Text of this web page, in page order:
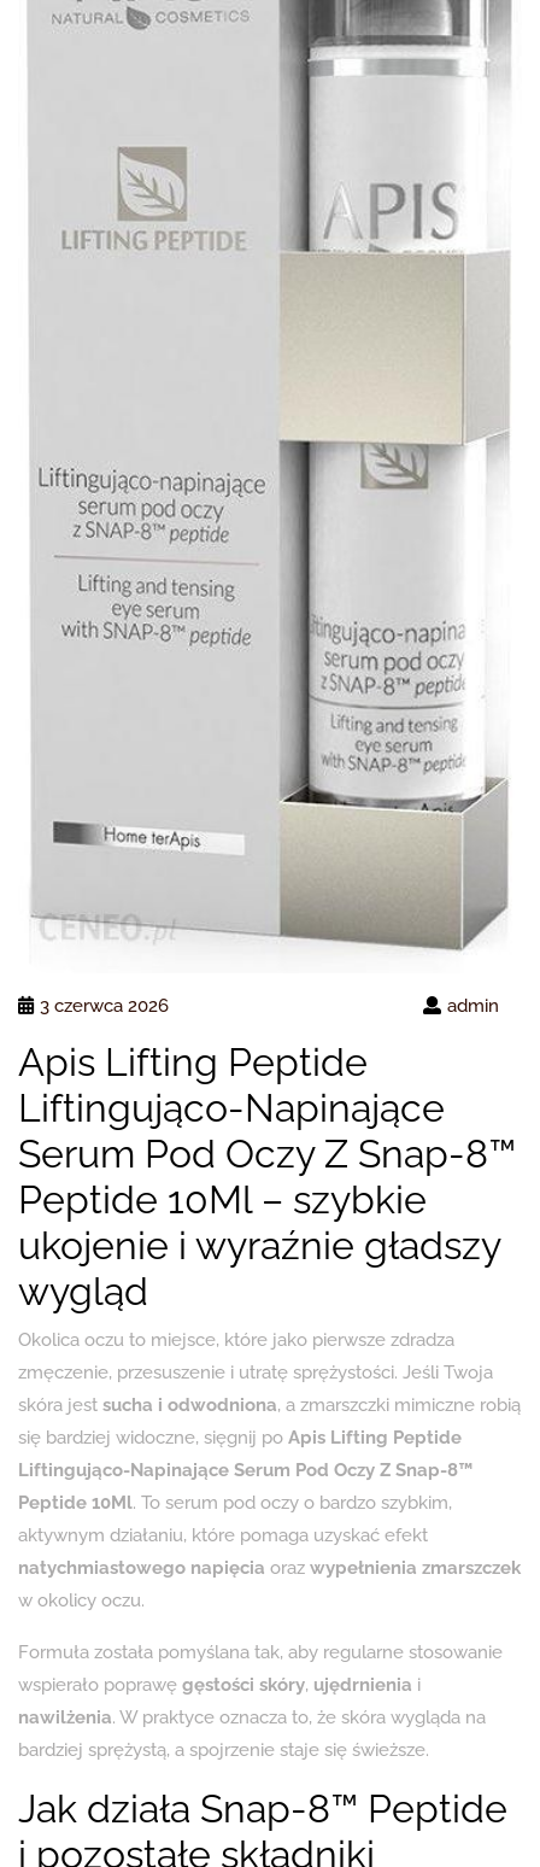
3 czerwca 2026 admin
Apis Lifting Peptide
Liftingująco-Napinające
Serum Pod Oczy Z Snap-8™
Peptide 10Ml – szybkie
ukojenie i wyraźnie gładszy
wygląd
Okolica oczu to miejsce, które jako pierwsze zdradza
zmęczenie, przesuszenie i utratę sprężystości. Jeśli Twoja
skóra jest sucha i odwodniona, a zmarszczki mimiczne robią
się bardziej widoczne, sięgnij po Apis Lifting Peptide
Liftingująco-Napinające Serum Pod Oczy Z Snap-8™
Peptide 10Ml. To serum pod oczy o bardzo szybkim,
aktywnym działaniu, które pomaga uzyskać efekt
natychmiastowego napięcia oraz wypełnienia zmarszczek
w okolicy oczu.
Formuła została pomyślana tak, aby regularne stosowanie
wspierało poprawę gęstości skóry, ujędrnienia i
nawilżenia. W praktyce oznacza to, że skóra wygląda na
bardziej sprężystą, a spojrzenie staje się świeższe.
Jak działa Snap-8™ Peptide
i pozostałe składniki